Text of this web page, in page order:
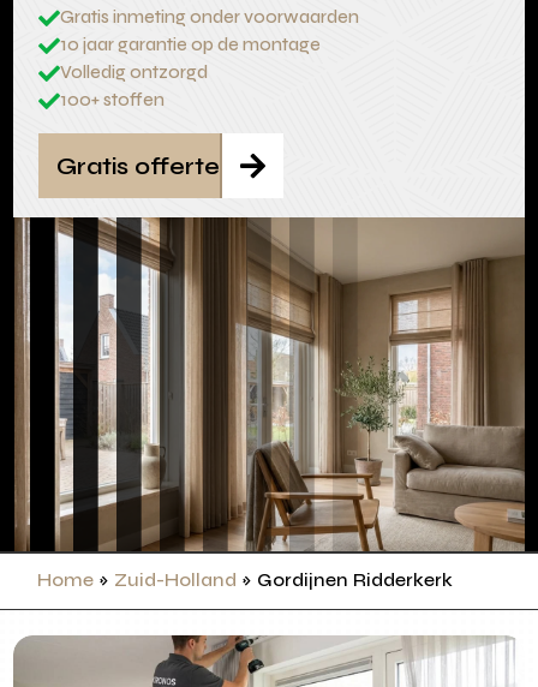
Gratis inmeting onder voorwaarden
10 jaar garantie op de montage
Volledig ontzorgd
100+ stoffen

Gratis offerte
Home » Zuid-Holland » Gordijnen Ridderkerk